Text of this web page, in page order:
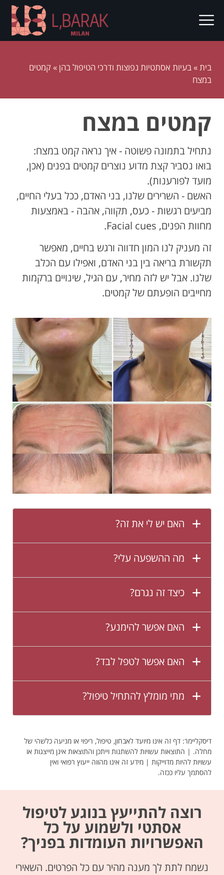
בית»בעיות אסתטיות נפוצות ודרכי הטיפול בהן»קמטים
במצח
קמטים במצח
נתחיל בתמונה פשוטה - איך נראה קמט במצח:
בואו נסביר קצת מדוע נוצרים קמטים בפנים (אכן,
מועד לפורענות).
האשם - השרירים שלנו, בני האדם, ככל בעלי החיים,
מביעים רגשות - כעס, תקווה, אהבה - באמצעות
מחוות הפנים, Facial cues.
זה מעניק לנו המון חדווה ורגש בחיים, מאפשר
תקשורת בריאה בין בני האדם, ואפילו עם הכלב
שלנו. אבל יש לזה מחיר, עם הגיל, שינויים ברקמות
מחייבים הופעתם של קמטים.
האם יש לי את זה?
מה ההשפעה עלי?
כיצד זה נגרם?
האם אפשר להימנע?
האם אפשר לטפל לבד?
מתי מומלץ להתחיל טיפול?
דיסקליימר: דף זה אינו מיועד לאבחון, טיפול, ריפוי או מניעה כלשהי של
מחלה. | התוצאות עשויות להשתנות וייתכן והתוצאות אינן מייצגות או
עשויות להיות מדוייקות | מידע זה אינו מהווה ייעוץ רפואי ואין
להסתמך עליו ככזה.
רוצה להתייעץ בנוגע לטיפול
אסתטי ולשמוע על כל
האפשרויות העומדות בפניך?
נשמח לתת לך מענה מהיר עם כל הפרטים. השאירי